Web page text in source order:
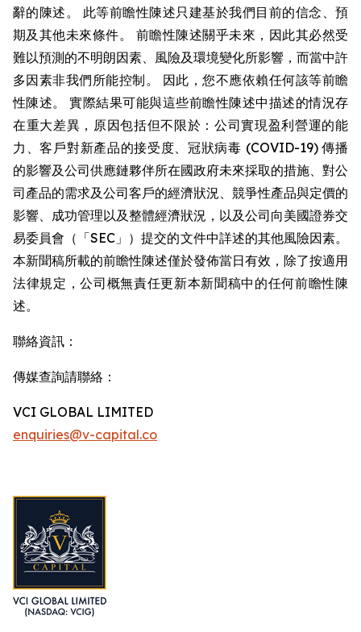
辭的陳述。 此等前瞻性陳述只建基於我們目前的信念、預
期及其他未來條件。 前瞻性陳述關乎未來，因此其必然受
難以預測的不明朗因素、風險及環境變化所影響，而當中許
多因素非我們所能控制。 因此，您不應依賴任何該等前瞻
性陳述。 實際結果可能與這些前瞻性陳述中描述的情況存
在重大差異，原因包括但不限於：公司實現盈利營運的能
力、客戶對新產品的接受度、冠狀病毒 (COVID-19) 傳播
的影響及公司供應鏈夥伴所在國政府未來採取的措施、對公
司產品的需求及公司客戶的經濟狀況、競爭性產品與定價的
影響、成功管理以及整體經濟狀況，以及公司向美國證券交
易委員會（「SEC」）提交的文件中詳述的其他風險因素。
本新聞稿所載的前瞻性陳述僅於發佈當日有效，除了按適用
法律規定，公司概無責任更新本新聞稿中的任何前瞻性陳
述。
聯絡資訊：
傳媒查詢請聯絡：
VCI GLOBAL LIMITED
enquiries@v-capital.co